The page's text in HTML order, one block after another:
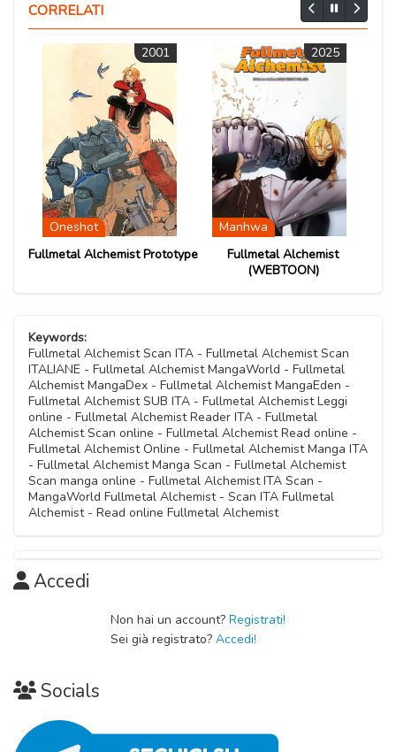
Capitolo 17
06 Ottobre 2020
Capitolo 13
06 Ottobre 2020
Capitolo 10
06 Ottobre 2020
Capitolo 09
06 Ottobre 2020
06 Ottobre 2020
Capitolo 06
06 Ottobre 2020
Capitolo 05
06 Ottobre 2020
Capitolo 03
06 Ottobre 2020
Capitolo 02
06 Ottobre 2020
Capitolo 01
06 Ottobre 2020
CORRELATI
2001
Oneshot
Fullmetal Alchemist Prototype
2025
Manhwa
Fullmetal Alchemist
(WEBTOON)
Keywords:
Fullmetal Alchemist Scan ITA - Fullmetal Alchemist Scan
ITALIANE - Fullmetal Alchemist MangaWorld - Fullmetal
Alchemist MangaDex - Fullmetal Alchemist MangaEden -
Fullmetal Alchemist SUB ITA - Fullmetal Alchemist Leggi
online - Fullmetal Alchemist Reader ITA - Fullmetal
Alchemist Scan online - Fullmetal Alchemist Read online -
Fullmetal Alchemist Online - Fullmetal Alchemist Manga ITA
- Fullmetal Alchemist Manga Scan - Fullmetal Alchemist
Scan manga online - Fullmetal Alchemist ITA Scan -
MangaWorld Fullmetal Alchemist - Scan ITA Fullmetal
Alchemist - Read online Fullmetal Alchemist
Accedi
Non hai un account? Registrati!
Sei già registrato? Accedi!
Socials